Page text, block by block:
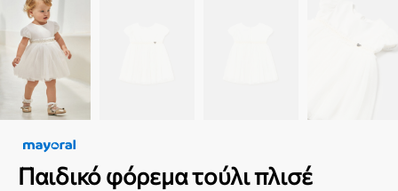
Παιδικό φόρεμα τούλι πλισέ